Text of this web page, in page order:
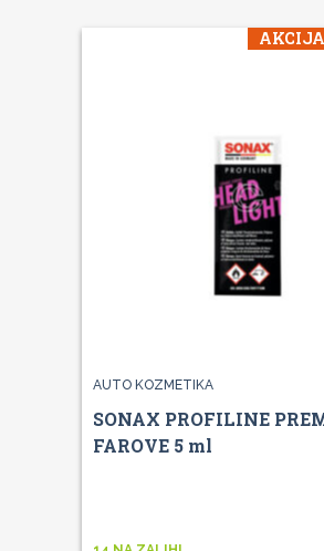
AUTO KOZMETIKA
SONAX PROFILINE
FAROVE 5 ml